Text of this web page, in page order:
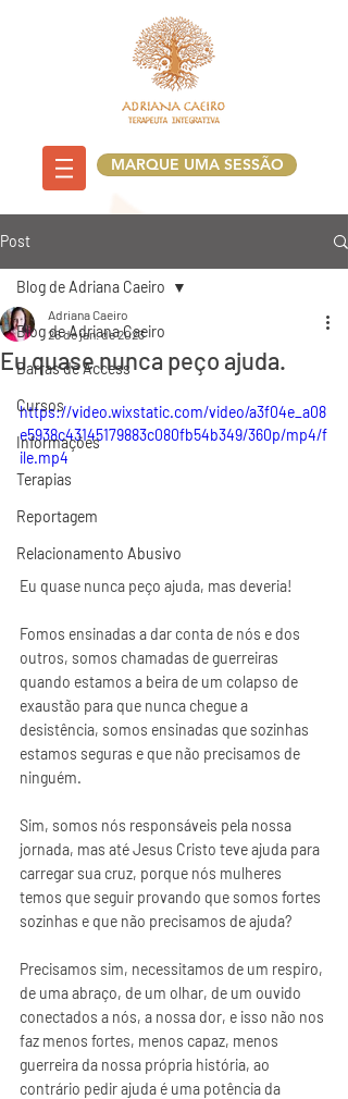
MARQUE UMA SESSÃO
Post
Blog de Adriana Caeiro
Barras de Access
Cursos
Informações
Terapias
Reportagem
Relacionamento Abusivo
Blog de Adriana Caeiro
Eu quase nunca peço ajuda.
Adriana Caeiro
26 de jan. de 2023
https://video.wixstatic.com/video/a3f04e_a08
e5938c43145179883c080fb54b349/360p/mp4/f
ile.mp4
Eu quase nunca peço ajuda, mas deveria!
Fomos ensinadas a dar conta de nós e dos
outros, somos chamadas de guerreiras
quando estamos a beira de um colapso de
exaustão para que nunca chegue a
desistência, somos ensinadas que sozinhas
estamos seguras e que não precisamos de
ninguém.
Sim, somos nós responsáveis pela nossa
jornada, mas até Jesus Cristo teve ajuda para
carregar sua cruz, porque nós mulheres
temos que seguir provando que somos fortes
sozinhas e que não precisamos de ajuda?
Precisamos sim, necessitamos de um respiro,
de uma abraço, de um olhar, de um ouvido
conectados a nós, a nossa dor, e isso não nos
faz menos fortes, menos capaz, menos
guerreira da nossa própria história, ao
contrário pedir ajuda é uma potência da